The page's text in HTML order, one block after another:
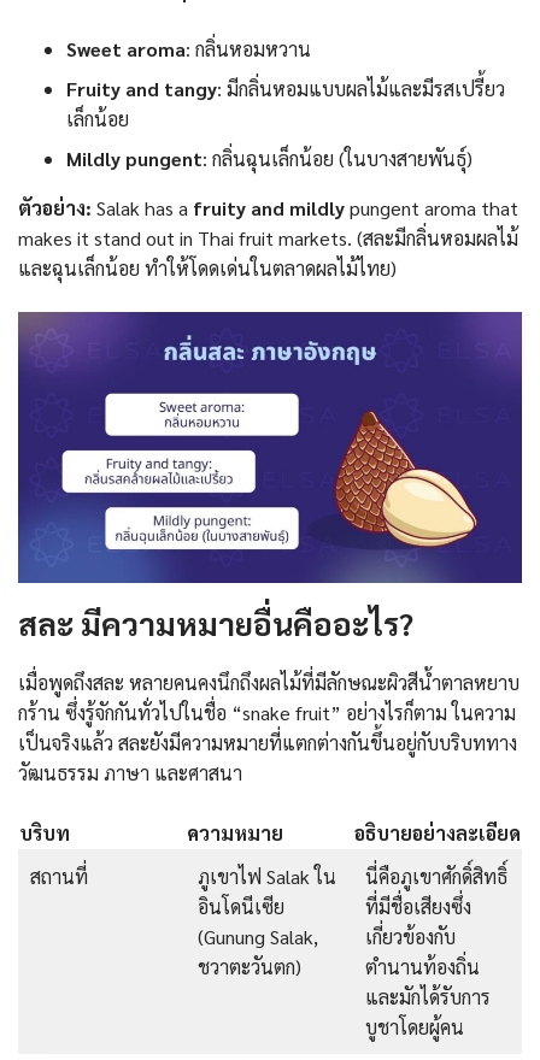
Sweet aroma: กลิ่นหอมหวาน
Fruity and tangy: มีกลิ่นหอมแบบผลไม้และมีรสเปรี้ยว
เล็กน้อย
Mildly pungent: กลิ่นฉุนเล็กน้อย (ในบางสายพันธุ์)
ตัวอย่าง: Salak has a fruity and mildlypungent aroma that
makes it stand out in Thai fruit markets. (สละมีกลิ่นหอมผลไม้
และฉุนเล็กน้อย ทำให้โดดเด่นในตลาดผลไม้ไทย)
สละ มีความหมายอื่นคืออะไร?
เมื่อพูดถึงสละ หลายคนคงนึกถึงผลไม้ที่มีลักษณะผิวสีน้ำตาลหยาบ
กร้าน ซึ่งรู้จักกันทั่วไปในชื่อ “snake fruit” อย่างไรก็ตาม ในความ
เป็นจริงแล้ว สละยังมีความหมายที่แตกต่างกันขึ้นอยู่กับบริบททาง
วัฒนธรรม ภาษา และศาสนา
บริบท ความหมาย
อธิบายอย่างละเอียด
สถานที่
ภูเขาไฟ Salak ใน
อินโดนีเซีย
(Gunung Salak,
ชวาตะวันตก)
นี่คือภูเขาศักดิ์สิทธิ์
ที่มีชื่อเสียงซึ่ง
เกี่ยวข้องกับ
ตำนานท้องถิ่น
และมักได้รับการ
บูชาโดยผู้คน